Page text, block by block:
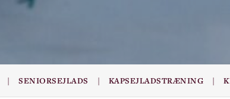
| SENIORSEJLADS | KAPSEJLADSTRÆNING |